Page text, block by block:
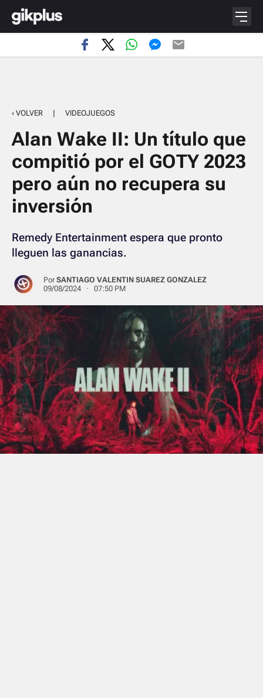
‹ VOLVER | VIDEOJUEGOS
Alan Wake II: Un título que
compitió por el GOTY 2023
pero aún no recupera su
inversión
Remedy Entertainment espera que pronto
lleguen las ganancias.
PorSANTIAGO VALENTIN SUAREZ GONZALEZ
09/08/2024 · 07:50 PM